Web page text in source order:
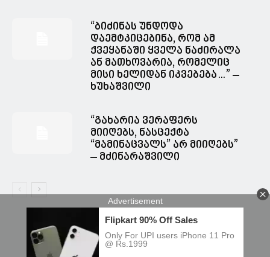
“ბიძინას უნდოდა
დაემტკიცებინა, რომ ამ
ქვეყანაში ყველა ნაძირალა
ან მათხოვარია, რომელიც
მისი ხელიდან იკვებება…” –
ხუხაშვილი
“გახარია ვერაფერს
მიიღებს, ნასცექტა
“მამინაცვალს” არ მიიღებს”
– მძინარაშვილი
© Spacesnews • სფეისნიუსი